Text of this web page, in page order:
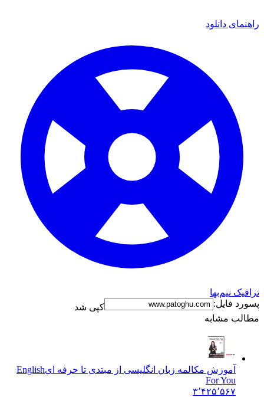
راهنمای دانلود
ترافیک نیم‌بها
پسورد فایل:
کپی شد
مطالب مشابه
آموزش مکالمه زبان انگلیسی از مبتدی تا حرفه ایEnglish
For You
۳٬۴۲۵٬۵۶۷